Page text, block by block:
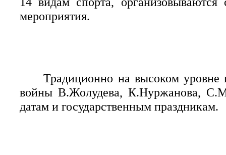
мероприятия.
Традиционно на высоком уровне
войны В.Жолудева, К.Нуржанова,
датам и государственным праздникам.